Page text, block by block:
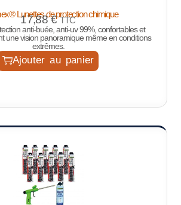
Lunettes de protection chimique
17,88€ TTC
anti-buée, anti-uv 99%, confortables et
une vision panoramique même en conditions
extrêmes.
Ajouter au panier